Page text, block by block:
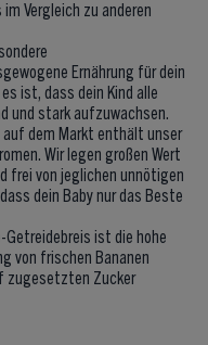
Vergleich zu anderen
Ernährung für dein
ist, dass dein Kind alle
und stark aufzuwachsen.
dem Markt enthält unser
Wir legen großen Wert
frei von jeglichen unnötigen
dein Baby nur das Beste
Getreidebreis ist die hohe
von frischen Bananen
zugesetzten Zucker